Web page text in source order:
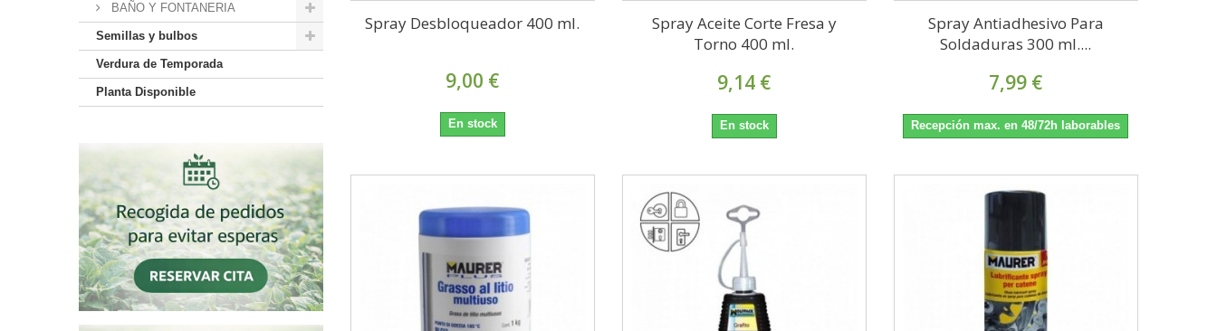
BAÑO Y FONTANERIA
Semillas y bulbos
Verdura de Temporada
Planta Disponible
Spray Desbloqueador 400 ml.
9,00 €
En stock
Spray Aceite Corte Fresa y
Torno 400 ml.
9,14 €
En stock
Spray Antiadhesivo Para
Soldaduras 300 ml....
7,99 €
Recepción max. en 48/72h laborables